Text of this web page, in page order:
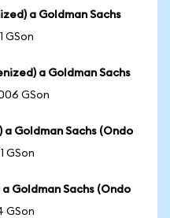
a Goldman Sachs
GSon
a Goldman Sachs
GSon
Goldman Sachs (Ondo
GSon
Goldman Sachs (Ondo
GSon